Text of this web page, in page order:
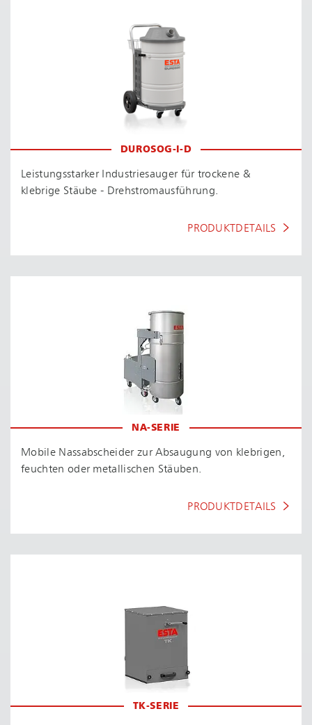
DUROSOG-I-D
Leis­tungs­star­ker Industriesauger für trockene &
klebrige Stäube - Dreh­strom­aus­füh­rung.
PRODUKTDETAILS
NA-SERIE
Mobile Nassabscheider zur Absaugung von klebrigen,
feuchten oder metallischen Stäuben.
PRODUKTDETAILS
TK-SERIE